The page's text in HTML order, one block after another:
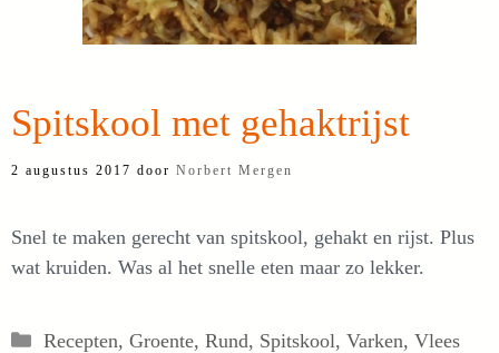
Spitskool met gehaktrijst
2 augustus 2017 door Norbert Mergen
Snel te maken gerecht van spitskool, gehakt en rijst. Plus
wat kruiden. Was al het snelle eten maar zo lekker.
Categorieën
Recepten, Groente, Rund, Spitskool, Varken, Vlees